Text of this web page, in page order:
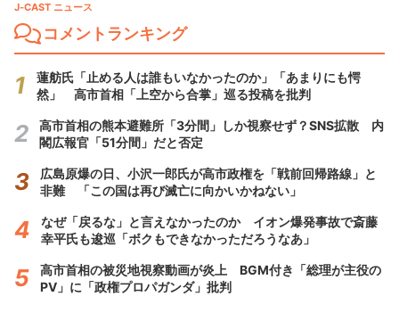
J-CAST ニュース
コメントランキング
蓮舫氏「止める人は誰もいなかったのか」「あまりにも愕
然」 高市首相「上空から合掌」巡る投稿を批判
高市首相の熊本避難所「3分間」しか視察せず？SNS拡散 内
閣広報官「51分間」だと否定
広島原爆の日、小沢一郎氏が高市政権を「戦前回帰路線」と
非難 「この国は再び滅亡に向かいかねない」
なぜ「戻るな」と言えなかったのか イオン爆発事故で斎藤
幸平氏も逡巡「ボクもできなかっただろうなあ」
高市首相の被災地視察動画が炎上 BGM付き「総理が主役の
PV」に「政権プロパガンダ」批判